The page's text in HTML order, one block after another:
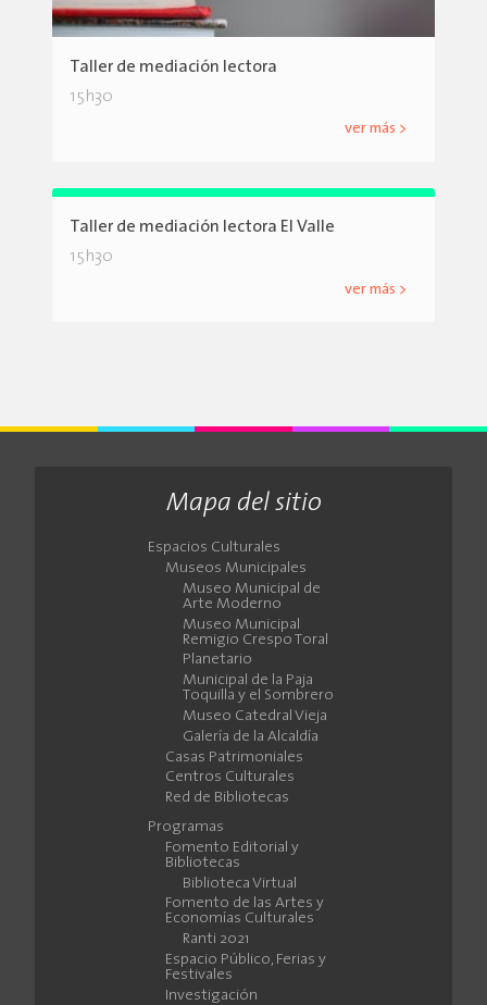
Taller de mediación lectora
15h30
ver más >
Taller de mediación lectora El Valle
15h30
ver más >
Mapa del sitio
Espacios Culturales
Museos Municipales
Museo Municipal de
Arte Moderno
Museo Municipal
Remigio Crespo Toral
Planetario
Municipal de la Paja
Toquilla y el Sombrero
Museo Catedral Vieja
Galería de la Alcaldía
Casas Patrimoniales
Centros Culturales
Red de Bibliotecas
Programas
Fomento Editorial y
Bibliotecas
Biblioteca Virtual
Fomento de las Artes y
Economías Culturales
Ranti 2021
Espacio Público, Ferias y
Festivales
Investigación